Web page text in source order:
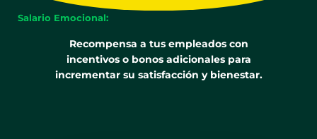
Salario Emocional:
Recompensa a tus empleados con
incentivos o bonos adicionales para
incrementar su satisfacción y bienestar.